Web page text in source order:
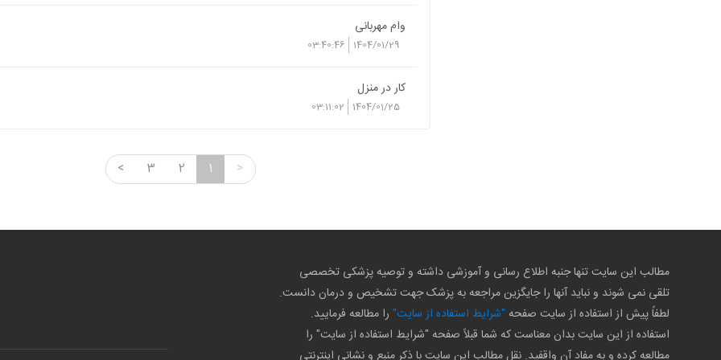
وام مهربانی
1404/01/29
03:40:46
کار در منزل
1404/01/25
03:11:02
>
1
2
3
<
مطالب این سایت تنها جنبه اطلاع رسانی و آموزشی داشته و توصیه پزشکی تخصصی
تلقی نمی شوند و نباید آنها را جایگزین مراجعه به پزشک جهت تشخیص و درمان دانست.
لطفاً پیش از استفاده از سایت صفحه "شرایط استفاده از سایت" را مطالعه فرمایید.
استفاده از این سایت بدان معناست که شما قبلاً صفحه "شرایط استفاده از سایت" را
مطالعه کرده و به مفاد آن واقفید. نقل مطالب این سایت با ذکر منبع و نشانی اینترنتی